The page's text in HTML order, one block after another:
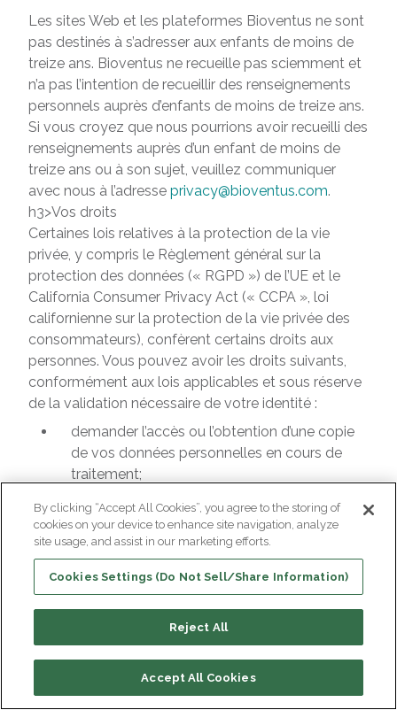
Les sites Web et les plateformes Bioventus ne sont
pas destinés à s’adresser aux enfants de moins de
treize ans. Bioventus ne recueille pas sciemment et
n’a pas l’intention de recueillir des renseignements
personnels auprès d’enfants de moins de treize ans.
Si vous croyez que nous pourrions avoir recueilli des
renseignements auprès d’un enfant de moins de
treize ans ou à son sujet, veuillez communiquer
avec nous à l’adresse privacy@bioventus.com.
h3>Vos droits
Certaines lois relatives à la protection de la vie
privée, y compris le Règlement général sur la
protection des données (« RGPD ») de l’UE et le
California Consumer Privacy Act (« CCPA », loi
californienne sur la protection de la vie privée des
consommateurs), confèrent certains droits aux
personnes. Vous pouvez avoir les droits suivants,
conformément aux lois applicables et sous réserve
de la validation nécessaire de votre identité :
demander l’accès ou l’obtention d’une copie
de vos données personnelles en cours de
traitement;
demander la correction de données
personnelles inexactes qui vous concernent;
vous opposer au traitement de vos données
personnelles par Bioventus;
vous opposer au traitement fondé sur notre
intérêt légitime pour des raisons liées à votre
situation particulière. Veuillez noter que nous
pouvons continuer à traiter vos données
personnelles, même si vous vous êtes
By clicking “Accept All Cookies”, you agree to the storing of
cookies on your device to enhance site navigation, analyze
site usage, and assist in our marketing efforts.
Cookies Settings (Do Not Sell/Share Information)
Reject All
Accept All Cookies